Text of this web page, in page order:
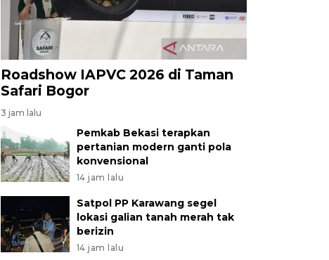
Roadshow IAPVC 2026 di Taman
Safari Bogor
3 jam lalu
Pemkab Bekasi terapkan
pertanian modern ganti pola
konvensional
14 jam lalu
Satpol PP Karawang segel
lokasi galian tanah merah tak
berizin
14 jam lalu